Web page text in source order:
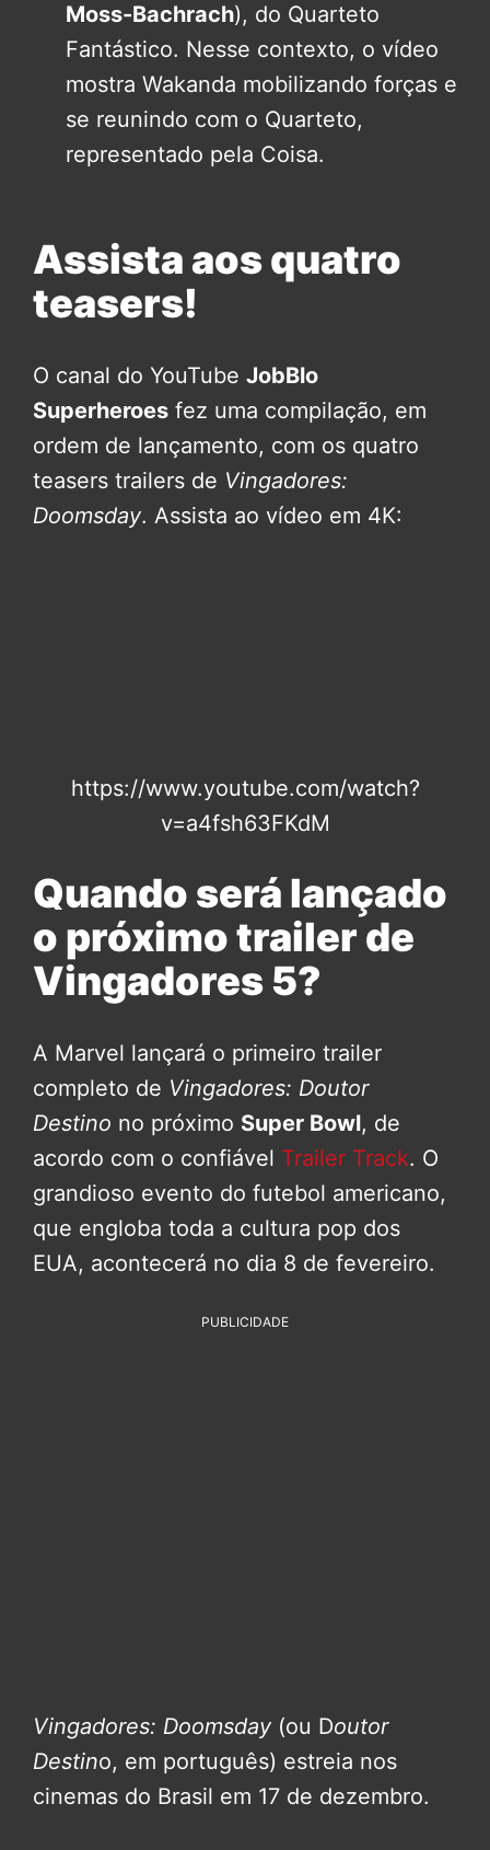
Moss-Bachrach), do Quarteto
Fantástico. Nesse contexto, o vídeo
mostra Wakanda mobilizando forças e
se reunindo com o Quarteto,
representado pela Coisa.
Assista aos quatro
teasers!
O canal do YouTube JobBlo
Superheroes fez uma compilação, em
ordem de lançamento, com os quatro
teasers trailers de Vingadores:
Doomsday. Assista ao vídeo em 4K:
https://www.youtube.com/watch?
v=a4fsh63FKdM
Quando será lançado
o próximo trailer de
Vingadores 5?
A Marvel lançará o primeiro trailer
completo de Vingadores: Doutor
Destino no próximo Super Bowl, de
acordo com o confiável Trailer Track. O
grandioso evento do futebol americano,
que engloba toda a cultura pop dos
EUA, acontecerá no dia 8 de fevereiro.
PUBLICIDADE
Vingadores: Doomsday (ou Doutor
Destino, em português) estreia nos
cinemas do Brasil em 17 de dezembro.